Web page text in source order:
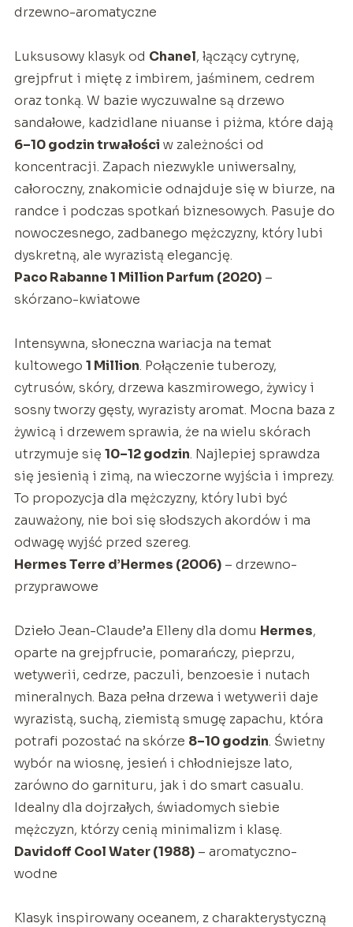
drzewno-aromatyczne
Luksusowy klasyk od Chanel, łączący cytrynę,
grejpfrut i miętę z imbirem, jaśminem, cedrem
oraz tonką. W bazie wyczuwalne są drzewo
sandałowe, kadzidlane niuanse i piżma, które dają
6–10 godzin trwałości w zależności od
koncentracji. Zapach niezwykle uniwersalny,
całoroczny, znakomicie odnajduje się w biurze, na
randce i podczas spotkań biznesowych. Pasuje do
nowoczesnego, zadbanego mężczyzny, który lubi
dyskretną, ale wyrazistą elegancję.
Paco Rabanne 1 Million Parfum (2020)–
skórzano-kwiatowe
Intensywna, słoneczna wariacja na temat
kultowego 1 Million. Połączenie tuberozy,
cytrusów, skóry, drzewa kaszmirowego, żywicy i
sosny tworzy gęsty, wyrazisty aromat. Mocna baza z
żywicą i drzewem sprawia, że na wielu skórach
utrzymuje się 10–12 godzin. Najlepiej sprawdza
się jesienią i zimą, na wieczorne wyjścia i imprezy.
To propozycja dla mężczyzny, który lubi być
zauważony, nie boi się słodszych akordów i ma
odwagę wyjść przed szereg.
Hermes Terre d’Hermes (2006)– drzewno-
przyprawowe
Dzieło Jean-Claude’a Elleny dla domu Hermes,
oparte na grejpfrucie, pomarańczy, pieprzu,
wetywerii, cedrze, paczuli, benzoesie i nutach
mineralnych. Baza pełna drzewa i wetywerii daje
wyrazistą, suchą, ziemistą smugę zapachu, która
potrafi pozostać na skórze 8–10 godzin. Świetny
wybór na wiosnę, jesień i chłodniejsze lato,
zarówno do garnituru, jak i do smart casualu.
Idealny dla dojrzałych, świadomych siebie
mężczyzn, którzy cenią minimalizm i klasę.
Davidoff Cool Water (1988)– aromatyczno-
wodne
Klasyk inspirowany oceanem, z charakterystyczną